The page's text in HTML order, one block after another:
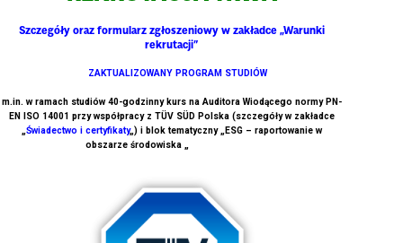
Szczegóły oraz formularz zgłoszeniowy w zakładce„Warunki
rekrutacji”
ZAKTUALIZOWANY PROGRAM STUDIÓW
m.in. w ramach studiów 40-godzinny kurs na Auditora Wiodącego normy PN-
EN ISO 14001 przy współpracy z TÜV SÜD Polska (szczegóły w zakładce
„Świadectwo i certyfikaty„) i blok tematyczny „ESG – raportowanie w
obszarze środowiska „